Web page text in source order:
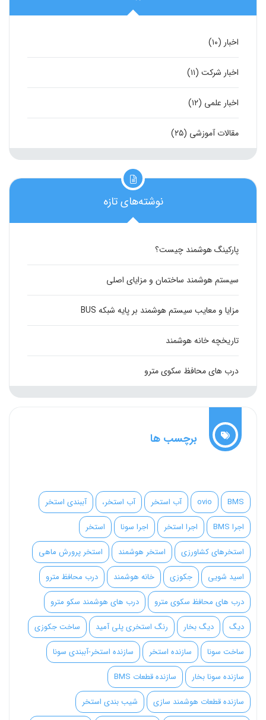
اخبار (۱۰)
اخبار شرکت (۱۱)
اخبار علمی (۱۲)
مقالات آموزشی (۲۵)
نوشته‌های تازه
پارکینگ هوشمند چیست؟
سیستم هوشمند ساختمان و مزایای اصلی
مزایا و معایب سیستم هوشمند بر پایه شبکه BUS
تاریخچه خانه هوشمند
درب های محافظ سکوی مترو
برچسب ها
BMS
ovio آب استخر آب استخر،
آببندی استخر
اجرا BMS
اجرا استخر اجرا سونا
استخر
استخرهای کشاورزی
استخر هوشمند
استخر پرورش ماهی
اسید شویی
جکوزی خانه هوشمند
درب محافظ مترو
درب های محافظ سکوی مترو
درب های هوشمند سکو مترو
دیگ
دیگ بخار رنگ استخری پلی آمید
ساخت جکوزی
ساخت سونا
سازنده استخر
سازنده استخر-آببندی سونا
سازنده سونا بخار
سازنده قطعات BMS
سازنده قطعات هوشمند سازی
شیب بندی استخر